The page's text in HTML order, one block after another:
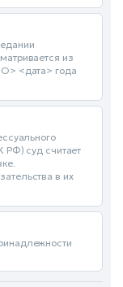
из
<дата> года
РФ) суд считает
в их